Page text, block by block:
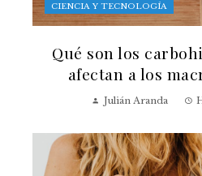
CIENCIA Y TECNOLOGÍA
Qué son los
afectan a los
Julián Aranda